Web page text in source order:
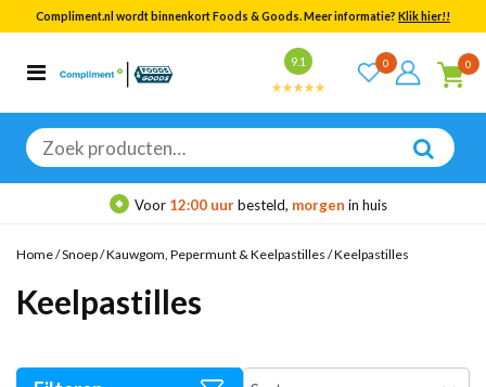
Compliment.nl wordt binnenkort Foods & Goods. Meer informatie? Klik hier!!
9.1 0 0
Zoeken
naar:
Categorieën
Bekijk alle resultaten
Voor12:00 uurbesteld,morgenin huis
Home/Snoep/Kauwgom, Pepermunt & Keelpastilles /Keelpastilles
Keelpastilles